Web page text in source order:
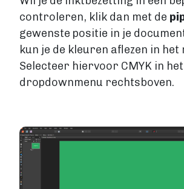
controleren, klik dan met de
gewenste positie in je
kun je de kleuren aflezen in het
Selecteer hiervoor CMYK in het
dropdownmenu rechtsboven.
Image